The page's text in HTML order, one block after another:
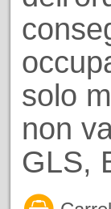
solo
non
GLS,